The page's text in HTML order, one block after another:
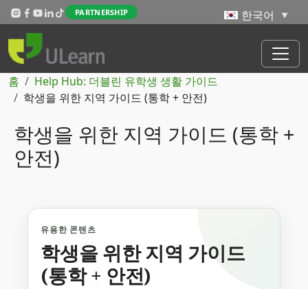
주요 콘텐츠로 건너뛰기
PARTNERSHIP
이동 경로
홈
Help Hub: 더블린 유학생 생활 가이드
학생을 위한 지역 가이드 (통학 + 안전)
학생을 위한 지역 가이드 (통학 +
안전)
유용한 콘텐츠
학생을 위한 지역 가이드
(통학 + 안전)